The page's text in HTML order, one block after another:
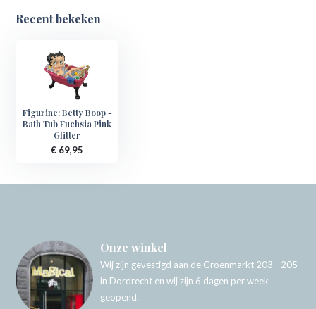
Recent bekeken
Figurine: Betty Boop -
Bath Tub Fuchsia Pink
Glitter
€ 69,95
Onze winkel
Wij zijn gevestigd aan de Groenmarkt 203 - 205
in Dordrecht en wij zijn 6 dagen per week
geopend.